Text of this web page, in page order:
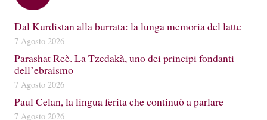
Dal Kurdistan alla burrata: la lunga memoria del latte
7 Agosto 2026
Parashat Reè. La Tzedakà, uno dei principi fondanti
dell’ebraismo
7 Agosto 2026
Paul Celan, la lingua ferita che continuò a parlare
7 Agosto 2026